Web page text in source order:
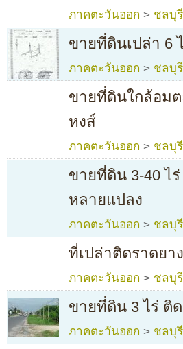
ภาคตะวันออก > ชลบุรี
ขายที่ดินเปล่า 6
ภาคตะวันออก > ชลบุรี
ขายที่ดินใกล้อมต
หงส์
ภาคตะวันออก > ชลบุรี
ขายที่ดิน 3-40 ไ
หลายแปลง
ภาคตะวันออก > ชลบุรี
ที่เปล่าติดราดยา
ภาคตะวันออก > ชลบุรี
ขายที่ดิน 3 ไร่ ติ
ภาคตะวันออก > ชลบุรี